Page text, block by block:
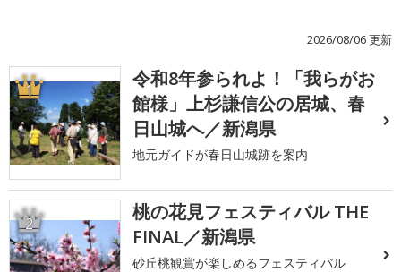
2026/08/06 更新
1
令和8年参られよ！「我らがお
館様」上杉謙信公の居城、春
日山城へ／新潟県
地元ガイドが春日山城跡を案内
2
桃の花見フェスティバル THE
FINAL／新潟県
砂丘桃観賞が楽しめるフェスティバル